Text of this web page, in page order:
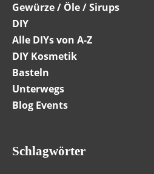
Gewürze / Öle / Sirups
DIY
Alle DIYs von A-Z
DIY Kosmetik
Basteln
Unterwegs
Blog Events
Schlagwörter